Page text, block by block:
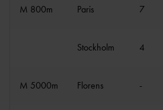
M 800m Paris 7
Stockholm 4
M 5000m Florens -